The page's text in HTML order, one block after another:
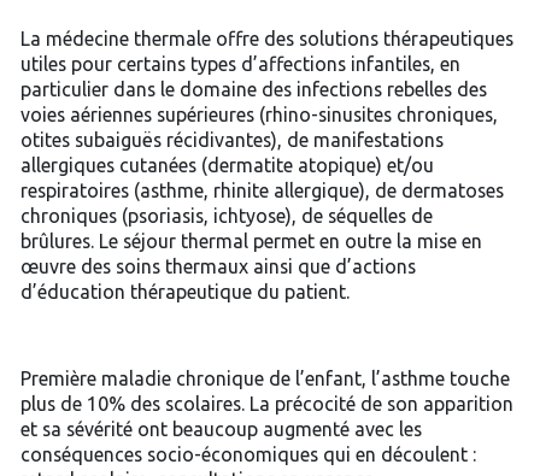
La médecine thermale offre des solutions thérapeutiques
utiles pour certains types d’affections infantiles, en
particulier dans le domaine des infections rebelles des
voies aériennes supérieures (rhino-sinusites chroniques,
otites subaiguës récidivantes), de manifestations
allergiques cutanées (dermatite atopique) et/ou
respiratoires (asthme, rhinite allergique), de dermatoses
chroniques (psoriasis, ichtyose), de séquelles de
brûlures. Le séjour thermal permet en outre la mise en
œuvre des soins thermaux ainsi que d’actions
d’éducation thérapeutique du patient.
Première maladie chronique de l’enfant, l’asthme touche
plus de 10% des scolaires. La précocité de son apparition
et sa sévérité ont beaucoup augmenté avec les
conséquences socio-économiques qui en découlent :